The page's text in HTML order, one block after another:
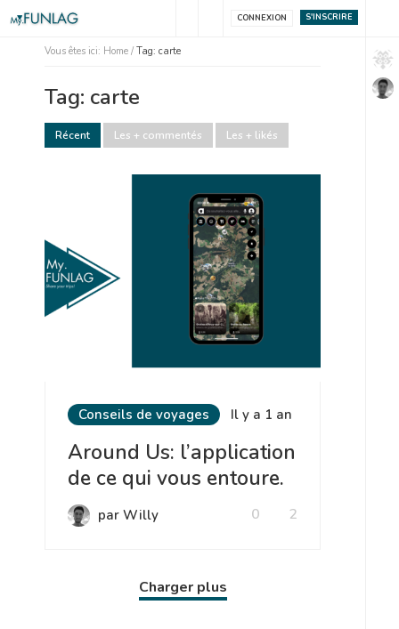
S'INSCRIRE
CONNEXION
Vous êtes ici: Home / Tag: carte
Tag: carte
Les + likés
Les + commentés
Récent
Conseils de voyages Il y a 1 an
Around Us: l’application
de ce qui vous entoure.
par Willy 2
0
Charger plus